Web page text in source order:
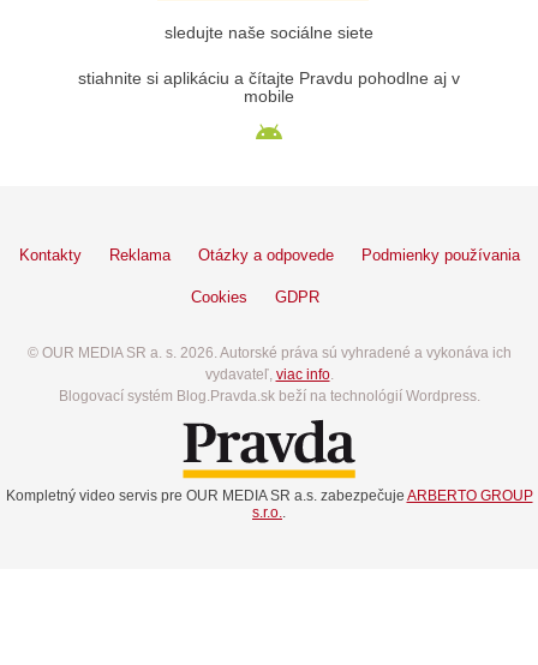
sledujte naše sociálne siete
stiahnite si aplikáciu a čítajte Pravdu pohodlne aj v
mobile
Kontakty Reklama Otázky a odpovede Podmienky používania
Cookies GDPR
© OUR MEDIA SR a. s. 2026. Autorské práva sú vyhradené a vykonáva ich
vydavateľ, viac info.
Blogovací systém Blog.Pravda.sk beží na technológií Wordpress.
Kompletný video servis pre OUR MEDIA SR a.s. zabezpečuje ARBERTO GROUP
s.r.o..